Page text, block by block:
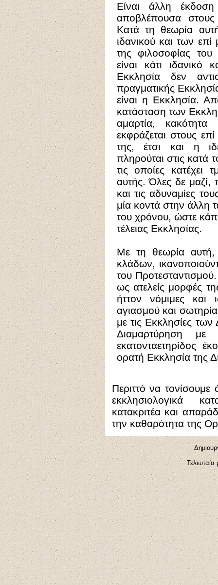
Είναι άλλη
αποβλέπουσα
Κατά τη θεωρία
ιδανικού και των
της φιλοσοφίας
είναι κάτι ιδανικό
Εκκλησία δεν
πραγματικής
είναι η Εκκλησία.
κατάσταση των
αμαρτία,
εκφράζεται στους
της, έτσι και η
πληρούται στις κατά
τις οποίες κατέχει
αυτής. Όλες δε μαζί,
και τις αδυναμίες
μία κοντά στην άλλη
του χρόνου, ώστε
τέλειας Εκκλησίας.
Με τη θεωρία
κλάδων,
του
ως ατελείς μορφές
ήττον νόμιμες και
αγιασμού και
με τις Εκκλησίες
Διαμαρτύρηση
εκατονταετηρίδος
ορατή Εκκλησία της
Περιττό να
εκκλησιολογικά
κατακριτέα και
την καθαρότητα της